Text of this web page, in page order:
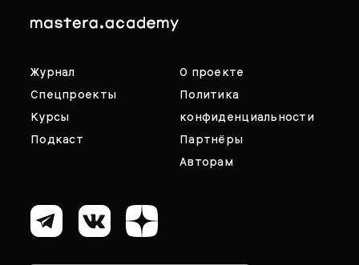
Журнал
Спецпроекты
Курсы
Подкаст
О проекте
Политика
конфиденциальности
Партнёры
Авторам